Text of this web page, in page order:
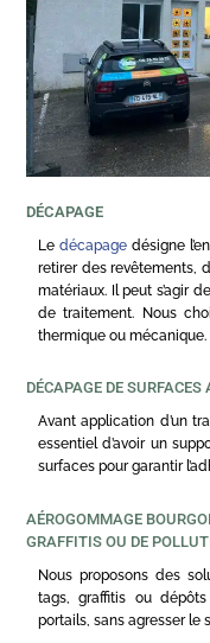
DÉCAPAGE
Ledécapage désigne
retirer des revêtements,
matériaux. Il peut s’agir
de traitement. Nous
thermique ou mécanique.
DÉCAPAGE DE
Avant application d’un
essentiel d’avoir un
surfaces pour garantir
AÉROGOMMAGE
GRAFFITIS OU DE
Nous proposons des
tags, graffitis ou
portails, sans agresser le